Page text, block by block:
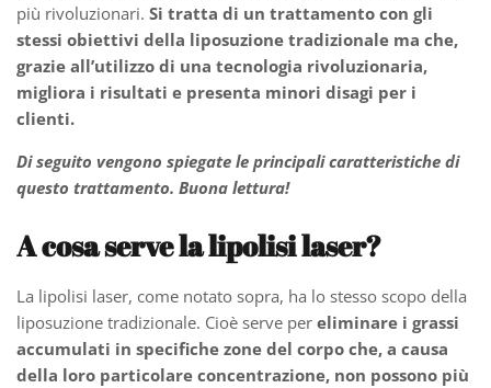
più rivoluzionari. Si tratta di un trattamento con gli
stessi obiettivi della liposuzione tradizionale ma che,
grazie all’utilizzo di una tecnologia rivoluzionaria,
migliora i risultati e presenta minori disagi per i
clienti.
Di seguito vengono spiegate le principali caratteristiche di
questo trattamento. Buona lettura!
A cosa serve la lipolisi laser?
La lipolisi laser, come notato sopra, ha lo stesso scopo della
liposuzione tradizionale. Cioè serve per eliminare i grassi
accumulati in specifiche zone del corpo che, a causa
della loro particolare concentrazione, non possono più